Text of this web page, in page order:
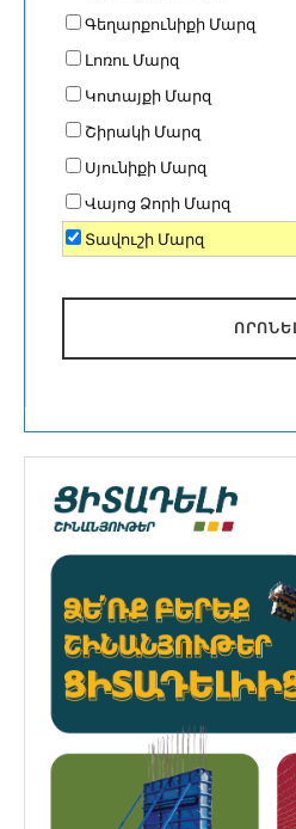
Գեղարքունիքի Մարզ
Լոռու Մարզ
Կոտայքի Մարզ
Շիրակի Մարզ
Սյունիքի Մարզ
Վայոց Ձորի Մարզ
Տավուշի Մարզ